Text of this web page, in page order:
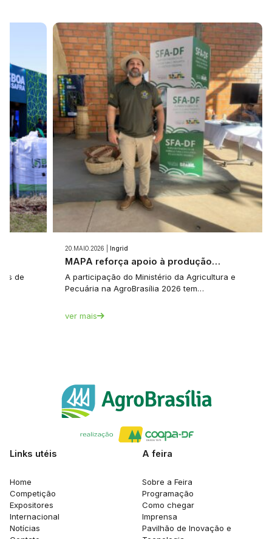
de
20.MAIO.2026 | Ingrid
MAPA reforça apoio à produção…
A participação do Ministério da Agricultura e
Pecuária na AgroBrasília 2026 tem…
ver mais
Links utéis
Home
Competição
Expositores
Internacional
Notícias
A feira
Sobre a Feira
Programação
Como chegar
Imprensa
Pavilhão de Inovação e